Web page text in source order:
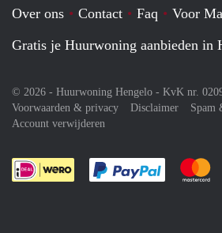
Over ons Contact Faq
Voor
Gratis je Huurwoning aanbieden in
© 2026 - Huurwoning Hengelo - KvK nr.
Voorwaarden & privacy
Disclaimer
Spam
Account verwijderen
Je rekent